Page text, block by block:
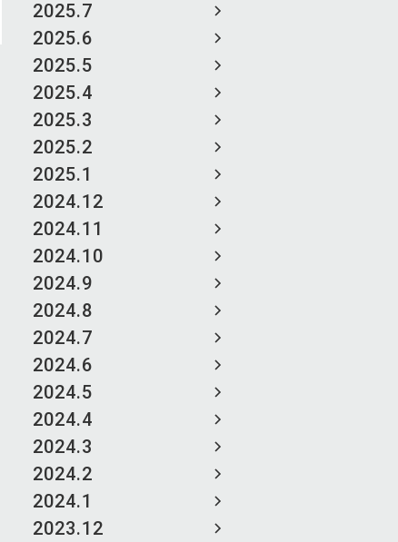
2025.7
2025.6
2025.5
2025.4
2025.3
2025.2
2025.1
2024.12
2024.11
2024.10
2024.9
2024.8
2024.7
2024.6
2024.5
2024.4
2024.3
2024.2
2024.1
2023.12